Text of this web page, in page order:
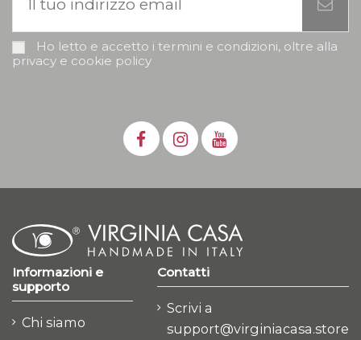
Ho letto e accetto i termini e condizioni, oltre alla
privacy e cookie policy
Informazioni e
supporto
Chi siamo
Contatti
Scrivi a
support@virginiacasa.store